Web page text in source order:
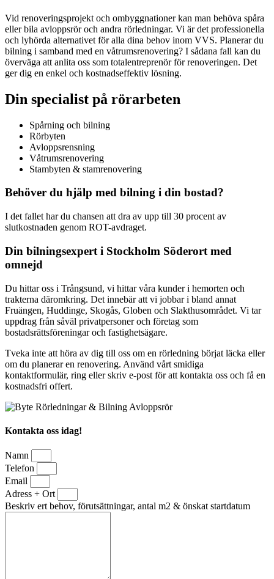
Vid renoveringsprojekt och ombyggnationer kan man behöva spåra
eller bila avloppsrör och andra rörledningar. Vi är det professionella
och lyhörda alternativet för alla dina behov inom VVS. Planerar du
bilning i samband med en våtrumsrenovering? I sådana fall kan du
överväga att anlita oss som totalentreprenör för renoveringen. Det
ger dig en enkel och kostnadseffektiv lösning.
Din specialist på rörarbeten
Spårning och bilning
Rörbyten
Avloppsrensning
Våtrumsrenovering
Stambyten & stamrenovering
Behöver du hjälp med bilning i din bostad?
I det fallet har du chansen att dra av upp till 30 procent av
slutkostnaden genom ROT-avdraget.
Din bilningsexpert i Stockholm Söderort med
omnejd
Du hittar oss i Trångsund, vi hittar våra kunder i hemorten och
trakterna däromkring. Det innebär att vi jobbar i bland annat
Fruängen, Huddinge, Skogås, Globen och Slakthusområdet. Vi tar
uppdrag från såväl privatpersoner och företag som
bostadsrättsföreningar och fastighetsägare.
Tveka inte att höra av dig till oss om en rörledning börjat läcka eller
om du planerar en renovering. Använd vårt smidiga
kontaktformulär, ring eller skriv e-post för att kontakta oss och få en
kostnadsfri offert.
Kontakta oss idag!
Namn
Telefon
Email
Adress + Ort
Beskriv ert behov, förutsättningar, antal m2 & önskat startdatum